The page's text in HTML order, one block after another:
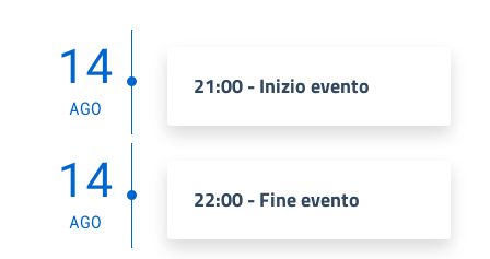
14
AGO
21:00 - Inizio evento
14
AGO
22:00 - Fine evento